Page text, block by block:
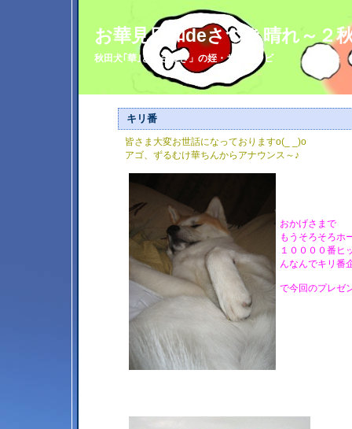
お華見日和deさつき晴れ～２
秋田犬｢華｣と「さつき」の姪・おばコンビ
キリ番
皆さま大変お世話になっておりますo(_ _)o
アゴ、ずるむけ華ちんからアナウンス～♪
おかげさまで
もうそろそろホ
１００００番ヒ
んなんでキリ番
で今回のプレゼ